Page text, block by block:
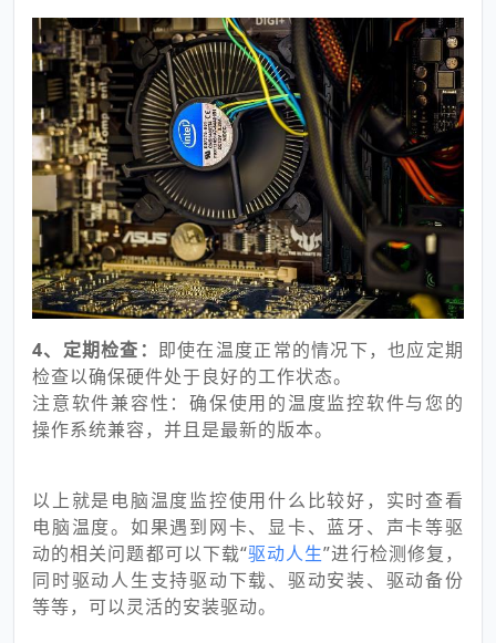
4、定期检查： 即使在温度正常的情况下，也应定期
检查以确保硬件处于良好的工作状态。
注意软件兼容性：确保使用的温度监控软件与您的
操作系统兼容，并且是最新的版本。
以上就是电脑温度监控使用什么比较好，实时查看
电脑温度。如果遇到网卡、显卡、蓝牙、声卡等驱
动的相关问题都可以下载“驱动人生”进行检测修复，
同时驱动人生支持驱动下载、驱动安装、驱动备份
等等，可以灵活的安装驱动。